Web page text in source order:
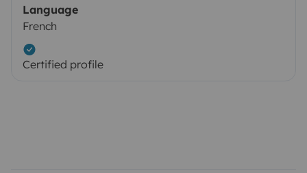
Language
French
Certified profile